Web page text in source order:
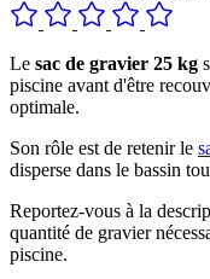
Le sac de gravier 25 kg
piscine avant d'être
optimale.
Son rôle est de retenir le
disperse dans le bassin
Reportez-vous à la
quantité de gravier
piscine.